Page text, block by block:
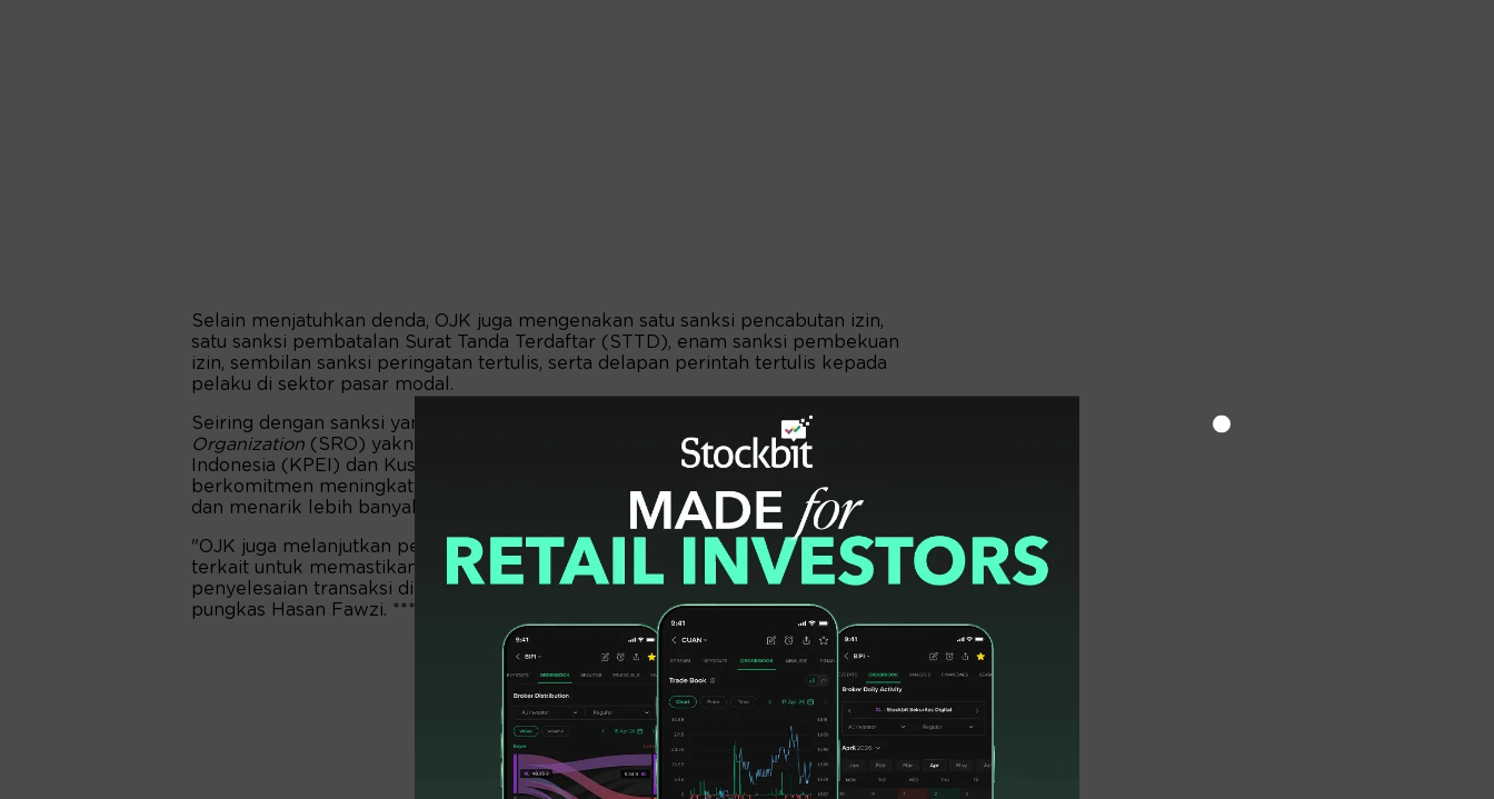
Selain menjatuhkan denda, OJK juga mengenakan satu sanksi pencabutan izin,
satu sanksi pembatalan Surat Tanda Terdaftar (STTD), enam sanksi pembekuan
izin, sembilan sanksi peringatan tertulis, serta delapan perintah tertulis kepada
pelaku di sektor pasar modal.
Seiring dengan sanksi yang telah dijatuhkan, OJK bersama
Self-Regulatory
Organization (SRO) yakni Bursa Efek Indonesia (BEI), Kliring Penjaminan Efek
Indonesia (KPEI) dan Kustodian Sentral Efek Indonesia (KSEI) pun terus
berkomitmen meningkatkan stabilitas pasar agar tetap kredibel, berintegritas
dan menarik lebih banyak investor.
"OJK juga melanjutkan penguatan koordinasi dengan SRO dan stakeholders
terkait untuk memastikan transaksi perdagangan, manajemen risiko, dan
penyelesaian transaksi di pasar modal tetap dapat berjalan dengan baik,"
pungkas Hasan Fawzi. ***